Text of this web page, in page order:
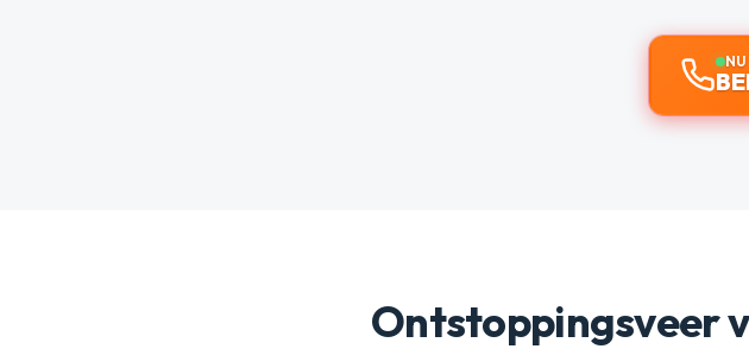
Ontstoppingsveer